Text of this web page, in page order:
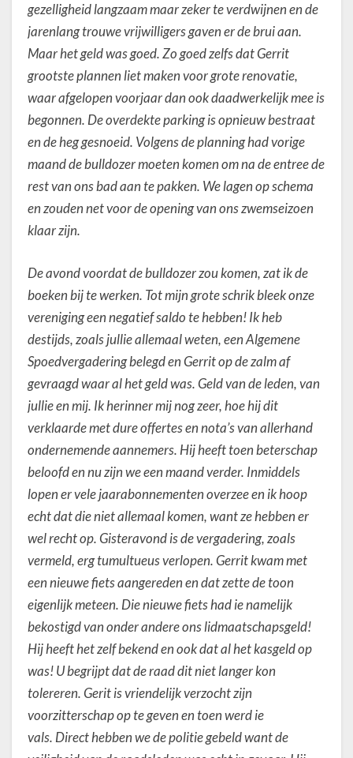
gezelligheid langzaam maar zeker te verdwijnen en de
jarenlang trouwe vrijwilligers gaven er de brui aan.
Maar het geld was goed. Zo goed zelfs dat Gerrit
grootste plannen liet maken voor grote renovatie,
waar afgelopen voorjaar dan ook daadwerkelijk mee is
begonnen. De overdekte parking is opnieuw bestraat
en de heg gesnoeid. Volgens de planning had vorige
maand de bulldozer moeten komen om na de entree de
rest van ons bad aan te pakken. We lagen op schema
en zouden net voor de opening van ons zwemseizoen
klaar zijn.
De avond voordat de bulldozer zou komen, zat ik de
boeken bij te werken. Tot mijn grote schrik bleek onze
vereniging een negatief saldo te hebben! Ik heb
destijds, zoals jullie allemaal weten, een Algemene
Spoedvergadering belegd en Gerrit op de zalm af
gevraagd waar al het geld was. Geld van de leden, van
jullie en mij. Ik herinner mij nog zeer, hoe hij dit
verklaarde met dure offertes en nota’s van allerhand
ondernemende aannemers. Hij heeft toen beterschap
beloofd en nu zijn we een maand verder. Inmiddels
lopen er vele jaarabonnementen overzee en ik hoop
echt dat die niet allemaal komen, want ze hebben er
wel recht op. Gisteravond is de vergadering, zoals
vermeld, erg tumultueus verlopen. Gerrit kwam met
een nieuwe fiets aangereden en dat zette de toon
eigenlijk meteen. Die nieuwe fiets had ie namelijk
bekostigd van onder andere ons lidmaatschapsgeld!
Hij heeft het zelf bekend en ook dat al het kasgeld op
was! U begrijpt dat de raad dit niet langer kon
tolereren. Gerit is vriendelijk verzocht zijn
voorzitterschap op te geven en toen werd ie
vals. Direct hebben we de politie gebeld want de